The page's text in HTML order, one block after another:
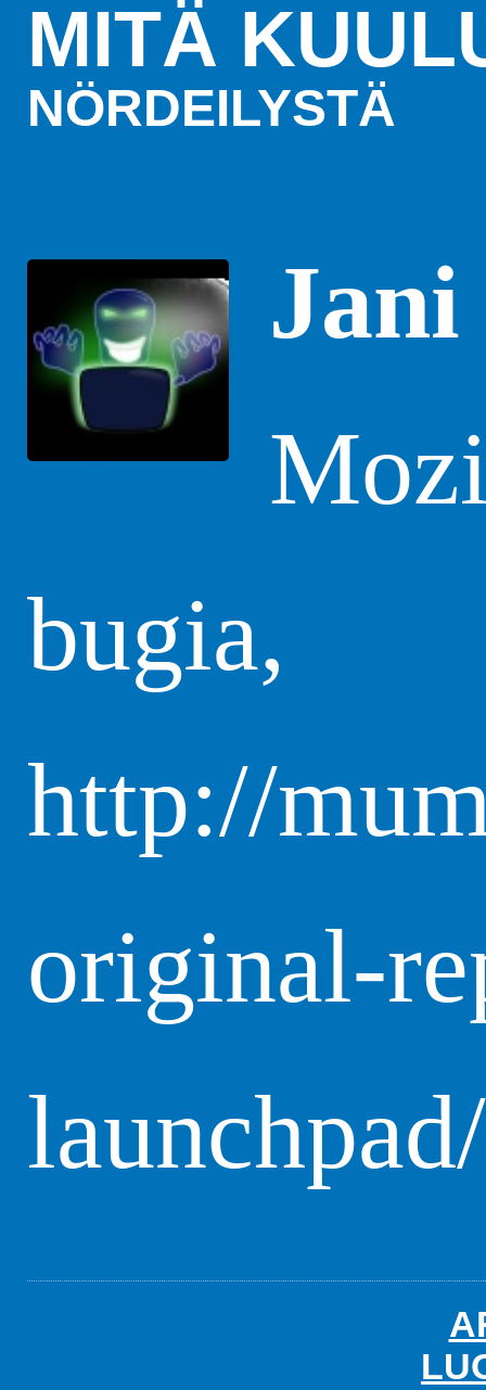
MITÄ
NÖRDEILYSTÄ
Jani
bugia,
http://
original-
launchpad/